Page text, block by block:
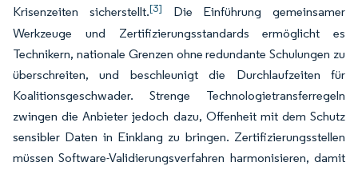
Krisenzeiten sicherstellt.[3]
Die Einführung gemeinsamer
Werkzeuge und Zertifizierungsstandards ermöglicht es
Technikern, nationale Grenzen ohne redundante Schulungen zu
überschreiten, und beschleunigt die Durchlaufzeiten für
Koalitionsgeschwader. Strenge Technologietransferregeln
zwingen die Anbieter jedoch dazu, Offenheit mit dem Schutz
sensibler Daten in Einklang zu bringen. Zertifizierungsstellen
müssen Software-Validierungsverfahren harmonisieren, damit